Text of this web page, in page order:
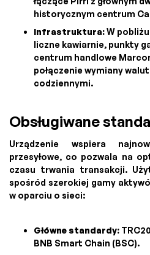
historycznym centrum
Infrastruktura:W
liczne kawiarnie, punkty
centrum handlowe
połączenie wymiany
codziennymi.
Obsługiwane
Urządzenie wspiera
przesyłowe, co pozwala na
czasu trwania transakcji.
spośród szerokiej gamy
w oparciu o sieci:
Główne standardy:
BNB Smart Chain (BSC).